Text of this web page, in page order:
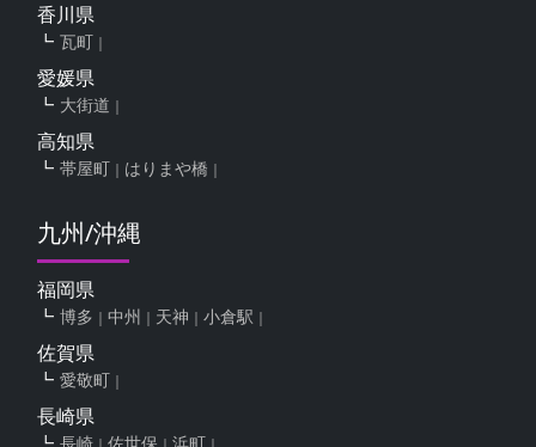
香川県
瓦町
愛媛県
大街道
高知県
帯屋町 はりまや橋
九州/沖縄
福岡県
博多 中州 天神 小倉駅
佐賀県
愛敬町
長崎県